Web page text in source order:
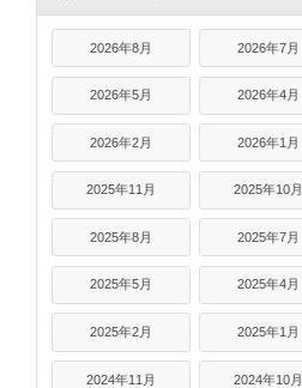
2026年8月 2026年7月
2026年5月 2026年4月
2026年2月 2026年1月
2025年11月 2025年10月
2025年8月 2025年7月
2025年5月 2025年4月
2025年2月 2025年1月
2024年11月 2024年10月